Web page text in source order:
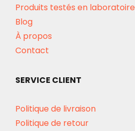
Produits testés en laboratoire
Blog
À propos
Contact
SERVICE CLIENT
Politique de livraison
Politique de retour